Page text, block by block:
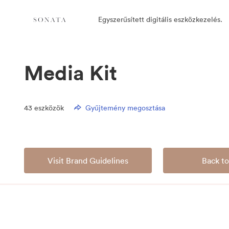
Egyszerűsített digitális eszközkezelés.
Media Kit
43 eszközök Gyűjtemény megosztása
Visit Brand Guidelines Back